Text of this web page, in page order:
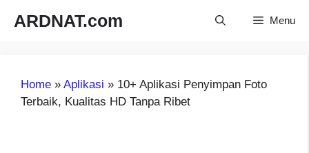
ARDNAT.com Menu
Home » Aplikasi » 10+ Aplikasi Penyimpan Foto
Terbaik, Kualitas HD Tanpa Ribet